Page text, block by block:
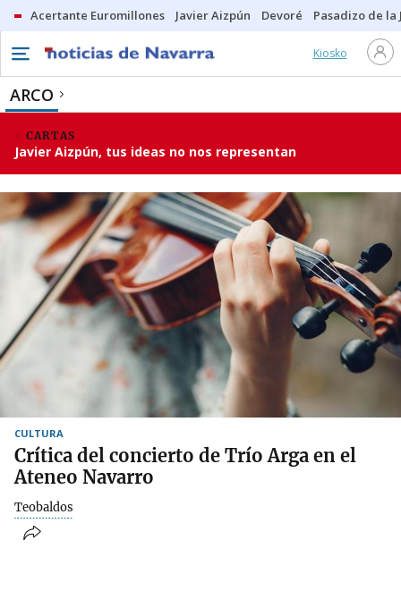
Acertante Euromillones Javier Aizpún Devoré Pasadizo de la
Kiosko
ARCO
CARTAS
Javier Aizpún, tus ideas no nos representan
CULTURA
Crítica del concierto de Trío Arga en el
Ateneo Navarro
Teobaldos